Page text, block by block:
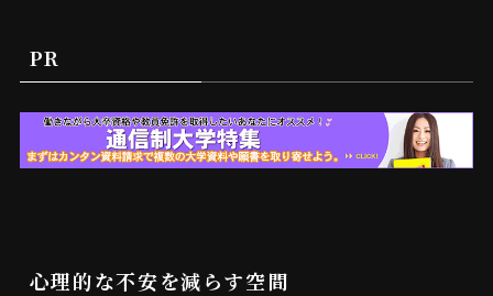
PR
心理的な不安を減らす空間